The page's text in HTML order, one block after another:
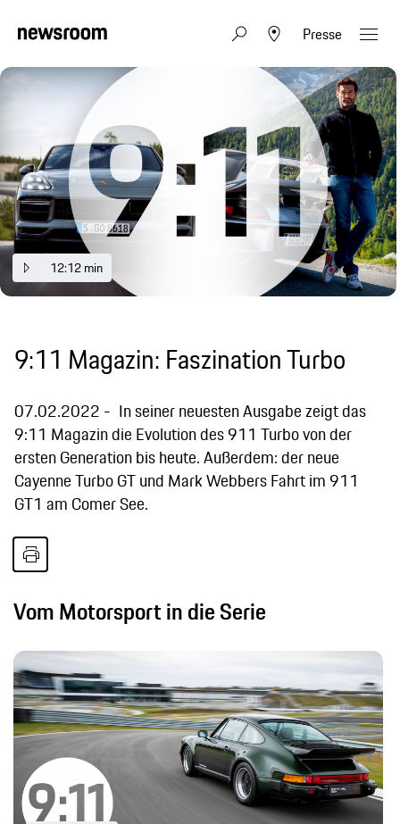
Presse
12:12 min
9:11 Magazin: Faszination Turbo
07.02.2022
In seiner neuesten Ausgabe zeigt das
9:11 Magazin die Evolution des 911 Turbo von der
ersten Generation bis heute. Außerdem: der neue
Cayenne Turbo GT und Mark Webbers Fahrt im 911
GT1 am Comer See.
Vom Motorsport in die Serie